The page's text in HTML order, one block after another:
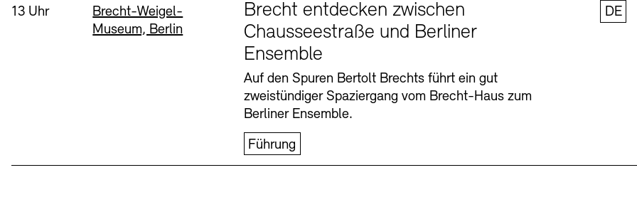
Uhrzeit:
13 Uhr Standort
Brecht-Weigel-
Museum, Berlin
Brecht entdecken zwischen
Chausseestraße und Berliner
Ensemble
Auf den Spuren Bertolt Brechts führt ein gut
zweistündiger Spaziergang vom Brecht-Haus zum
Berliner Ensemble.
Führung
DE